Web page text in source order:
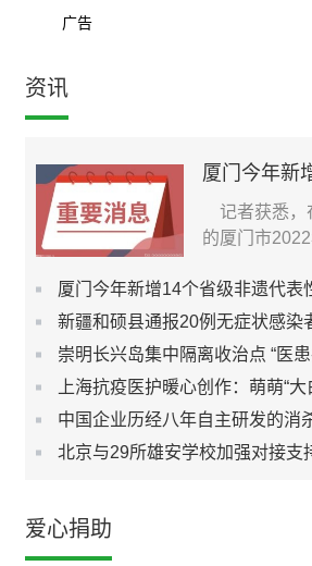
广告
资讯
记者获悉，
的厦门市
厦门今年新增14个省级非遗代表性项目 涵盖
新疆和硕县通报20例无症状感染
崇明长兴岛集中隔离收治点 “医患共治”
上海抗疫医护暖心创作：萌萌“大白”上贴纸 “虎年东
中国企业历经八年自主研发的消杀防护机加
北京与29所雄安学校加强对接支持 “三校一院”交钥
爱心捐助